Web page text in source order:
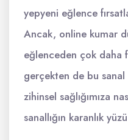
yepyeni eğlence
Ancak, online kumar
eğlenceden çok daha
gerçekten de bu
zihinsel sağlığımıza
sanallığın karanlık